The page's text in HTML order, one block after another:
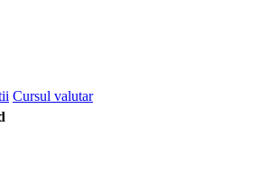
Cursul valutar